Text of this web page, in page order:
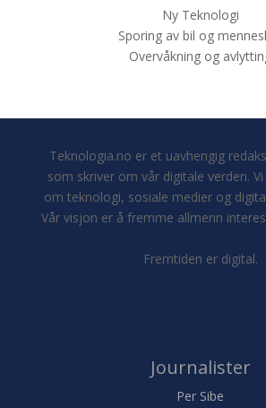
Ny Teknologi
Sporing av bil og
Overvåkning og
Teknologia.no er et uavhengig
som skriver om vår digitale verden.
om teknologi, sosiale medier og
Vår visjon er å fremme allmenn
Fremtiden er digital.
Journalister
Per Sibe